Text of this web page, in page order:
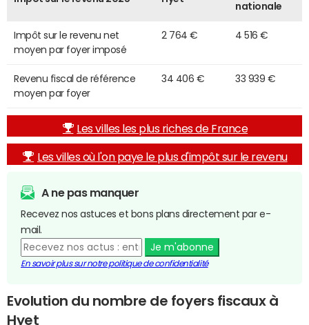
nationale
Impôt sur le revenu net
moyen par foyer imposé
2 764 € 4 516 €
Revenu fiscal de référence
moyen par foyer
34 406 € 33 939 €
Les villes les plus riches de France
Les villes où l'on paye le plus d'impôt sur le revenu
A ne pas manquer
Recevez nos astuces et bons plans directement par e-
mail.
Je m'abonne
En savoir plus sur notre politique de confidentialité
Evolution du nombre de foyers fiscaux à
Hyet